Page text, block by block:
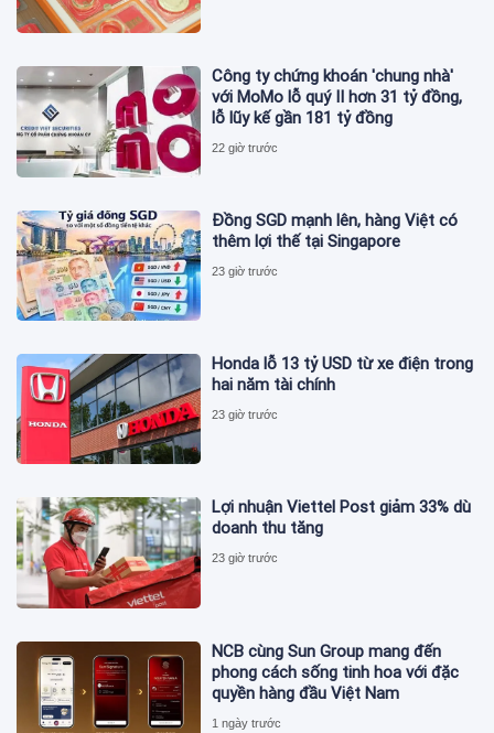
Công ty chứng khoán 'chung nhà'
với MoMo lỗ quý II hơn 31 tỷ đồng,
lỗ lũy kế gần 181 tỷ đồng
22 giờ trước
Đồng SGD mạnh lên, hàng Việt có
thêm lợi thế tại Singapore
23 giờ trước
Honda lỗ 13 tỷ USD từ xe điện trong
hai năm tài chính
23 giờ trước
Lợi nhuận Viettel Post giảm 33% dù
doanh thu tăng
23 giờ trước
NCB cùng Sun Group mang đến
phong cách sống tinh hoa với đặc
quyền hàng đầu Việt Nam
1 ngày trước